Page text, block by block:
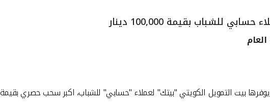
للشباب بقيمة 100,000 دينار
"بيتك" لعملاء "حسابي" للشباب، اكبر سحب حصري بقيمة 100 الف دينار، خلال فترة الحملة الممتدة الى نهاية العام الجاري.